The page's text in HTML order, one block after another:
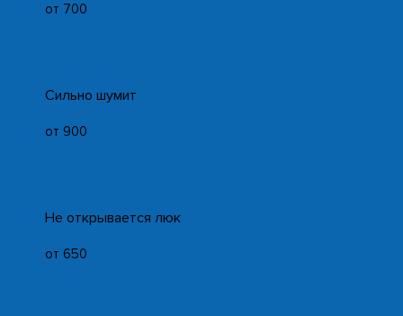
от 700
Сильно шумит
от 900
Не открывается люк
от 650